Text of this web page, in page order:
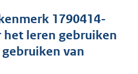
1790414-
het leren gebruiken
van